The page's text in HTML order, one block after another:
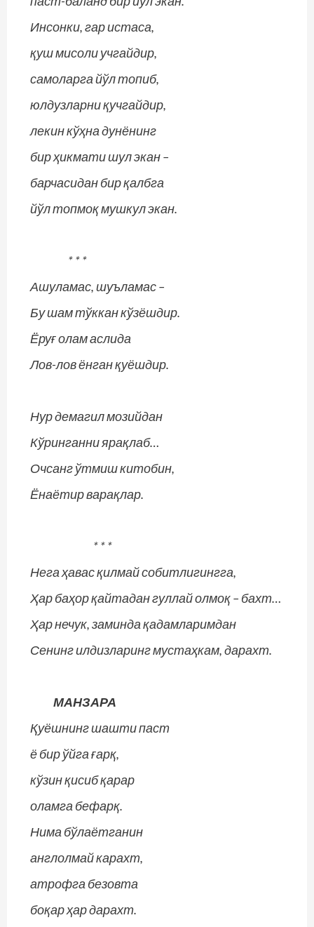
Инсонки, гар истаса,
қуш мисоли учгайдир,
самоларга йўл топиб,
юлдузларни қучгайдир,
лекин кўҳна дунёнинг
бир ҳикмати шул экан –
барчасидан бир қалбга
йўл топмоқ мушкул экан.
* * *
Ашуламас, шуъламас –
Бу шам тўккан кўзёшдир.
Ёруғ олам аслида
Лов-лов ёнган қуёшдир.
Нур демагил мозийдан
Кўринганни ярақлаб…
Очсанг ўтмиш китобин,
Ёнаётир варақлар.
* * *
Нега ҳавас қилмай собитлигингга,
Ҳар баҳор қайтадан гуллай олмоқ – бахт…
Ҳар нечук, заминда қадамларимдан
Сенинг илдизларинг мустаҳкам, дарахт.
МАНЗАРА
Қуёшнинг шашти паст
ё бир ўйга ғарқ,
кўзин қисиб қарар
оламга бефарқ.
Нима бўлаётганин
англолмай карахт,
атрофга безовта
боқар ҳар дарахт.